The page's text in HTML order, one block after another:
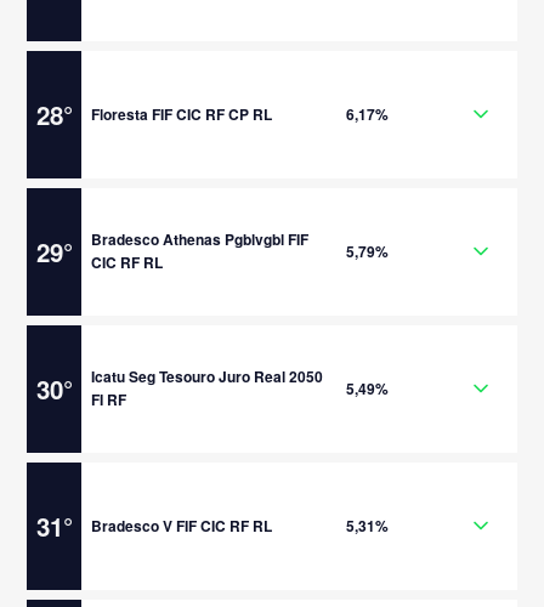
28° Floresta FIF CIC RF CP RL 6,17%
29°
Bradesco Athenas Pgblvgbl FIF
CIC RF RL
5,79%
30°
Icatu Seg Tesouro Juro Real 2050
FI RF
5,49%
31° Bradesco V FIF CIC RF RL 5,31%